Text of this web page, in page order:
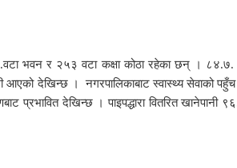
भवन र २५३ वटा कक्षा कोठा रहेका छन् । ८४.७.
आएको देखिन्छ । नगरपालिकाबाट स्वास्थ्य सेवाको
प्रभावित देखिन्छ । पाइपद्धारा वितरित खानेपानी